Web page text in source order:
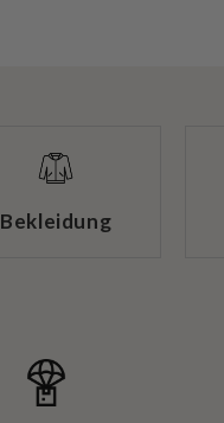
Bekleidung